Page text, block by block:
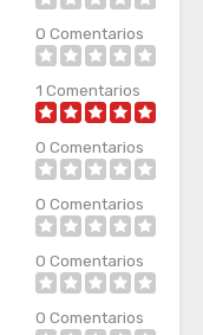
0 Comentarios
1 Comentarios
0 Comentarios
0 Comentarios
0 Comentarios
0 Comentarios